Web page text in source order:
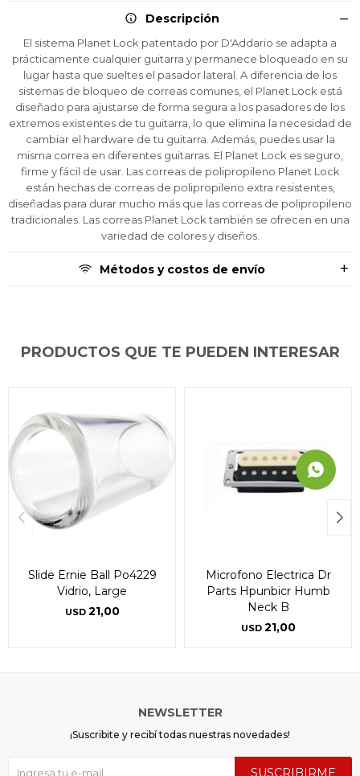
Descripción
El sistema Planet Lock patentado por D'Addario se adapta a
prácticamente cualquier guitarra y permanece bloqueado en su
lugar hasta que sueltes el pasador lateral. A diferencia de los
sistemas de bloqueo de correas comunes, el Planet Lock está
diseñado para ajustarse de forma segura a los pasadores de los
extremos existentes de tu guitarra, lo que elimina la necesidad de
cambiar el hardware de tu guitarra. Además, puedes usar la
misma correa en diferentes guitarras. El Planet Lock es seguro,
firme y fácil de usar. Las correas de polipropileno Planet Lock
están hechas de correas de polipropileno extra resistentes,
diseñadas para durar mucho más que las correas de polipropileno
tradicionales. Las correas Planet Lock también se ofrecen en una
variedad de colores y diseños.
Métodos y costos de envío
PRODUCTOS QUE TE PUEDEN INTERESAR
Slide Ernie Ball Po4229
Vidrio, Large
USD 21,00
Microfono Electrica Dr
Parts Hpunbicr Humb
Neck B
USD 21,00
Comprá ahora y Pagá
cuotas y sin tocar tu
tarjeta de crédito
Verifica si estás calificado para comprar con
Pago Después:
Cédula de identidad
Celular
Fecha de nacimiento
Día Año
Continuar
Después.
¡Tenés hasta
para comprar en las cuotas que
prefieras!
Elegí tus productos preferidos
Elegís Pago Después como metodo de pago
* sujeto a aprobación crediticia. El monto disponible
puede variar por comercio
Ups!
Parece que no tenes oferta, lamentamos
el inconveniente, por cualquier duda
contactanos en
preguntas@pagodespues.com.uy
¡Algo salió mal!
Por favor intenta nuevamente mas tarde.
NEWSLETTER
¡Suscribite y recibí todas nuestras novedades!
SUSCRIBIRME
Comprá ahora y Pagá
cuotas y sin tocar tu
tarjeta de crédito
Verifica si estás calificado para comprar con
Pago Después:
Cédula de identidad
Celular
Fecha de nacimiento
Día Año
Continuar
Después.
¡Tenés hasta
para comprar en las cuotas que
prefieras!
Elegí tus productos preferidos
Elegís Pago Después como metodo de pago
* sujeto a aprobación crediticia. El monto disponible
puede variar por comercio
Ups!
Parece que no tenes oferta, lamentamos
el inconveniente, por cualquier duda
contactanos en
preguntas@pagodespues.com.uy
¡Algo salió mal!
Por favor intenta nuevamente mas tarde.
Comprá ahora y Pagá
cuotas y sin tocar tu
tarjeta de crédito
Verifica si estás calificado para comprar con
Pago Después:
Cédula de identidad
Celular
Fecha de nacimiento
Día Año
Continuar
Después.
¡Tenés hasta
para comprar en las cuotas que
prefieras!
Elegí tus productos preferidos
Elegís Pago Después como metodo de pago
* sujeto a aprobación crediticia. El monto disponible
puede variar por comercio
Ups!
Parece que no tenes oferta, lamentamos
el inconveniente, por cualquier duda
contactanos en
preguntas@pagodespues.com.uy
¡Algo salió mal!
Por favor intenta nuevamente mas tarde.